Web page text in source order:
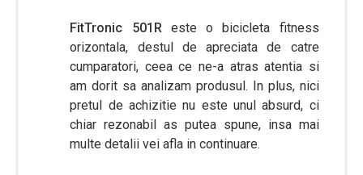
FitTronic 501R este o bicicleta fitness
orizontala, destul de apreciata de catre
cumparatori, ceea ce ne-a atras atentia si
am dorit sa analizam produsul. In plus, nici
pretul de achizitie nu este unul absurd, ci
chiar rezonabil as putea spune, insa mai
multe detalii vei afla in continuare.